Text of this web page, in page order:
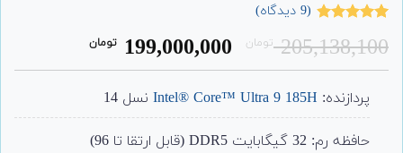
از 5 امتیاز
مشتری
(
9دیدگاه)
205,138,100 تومان قیمت
اصلی:
205,138,100
تومان
بود.
199,000,000 تومانقیمت
فعلی:
تومان. پردازنده: Intel® Core™ Ultra 9 185Hنسل 14
حافظه رم: 32 گیگابایت DDR5 (قابل ارتقا تا 96)